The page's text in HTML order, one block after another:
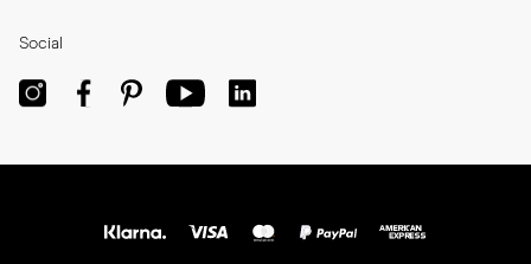
Social